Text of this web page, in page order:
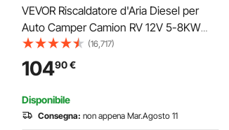
VEVOR Riscaldatore d'Aria Diesel per
Auto Camper Camion RV 12V 5-8KW
Temperatura Regolabile 8℃-36℃
Controllo Bluetooth, Riscaldatore da
Parcheggio per Auto Consumo di
Carburante 0,16-0,62L/h BTU 20-25m²
(16,717)
10490€
Disponibile
Consegna: non appena Mar.Agosto 11